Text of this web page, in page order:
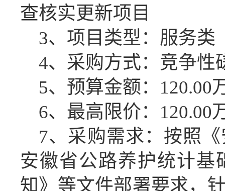
查核实更新项目
3、项目类型：服务类
4、采购方式：竞争性
5、预算金额： 120.00
6、最高限价： 120.00
7、采购需求：按照
安徽省公路养护统计基
知》 等文件部署要求，